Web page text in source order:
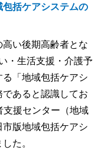
括ケアシステムの
高い後期高齢者とな
・生活支援・介護予
「地域包括ケアシ
あると認識してお
支援センター（地域
版地域包括ケアシ
た。